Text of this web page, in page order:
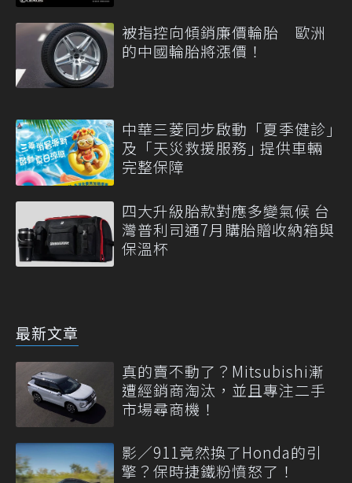
被指控向傾銷廉價輪胎 歐洲
的中國輪胎將漲價！
中華三菱同步啟動「夏季健診｣
及「天災救援服務｣ 提供車輛
完整保障
四大升級胎款對應多變氣候 台
灣普利司通7月購胎贈收納箱與
保溫杯
最新文章
真的賣不動了？Mitsubishi漸
遭經銷商淘汰，並且專注二手
市場尋商機！
影／911竟然換了Honda的引
擎？保時捷鐵粉憤怒了！